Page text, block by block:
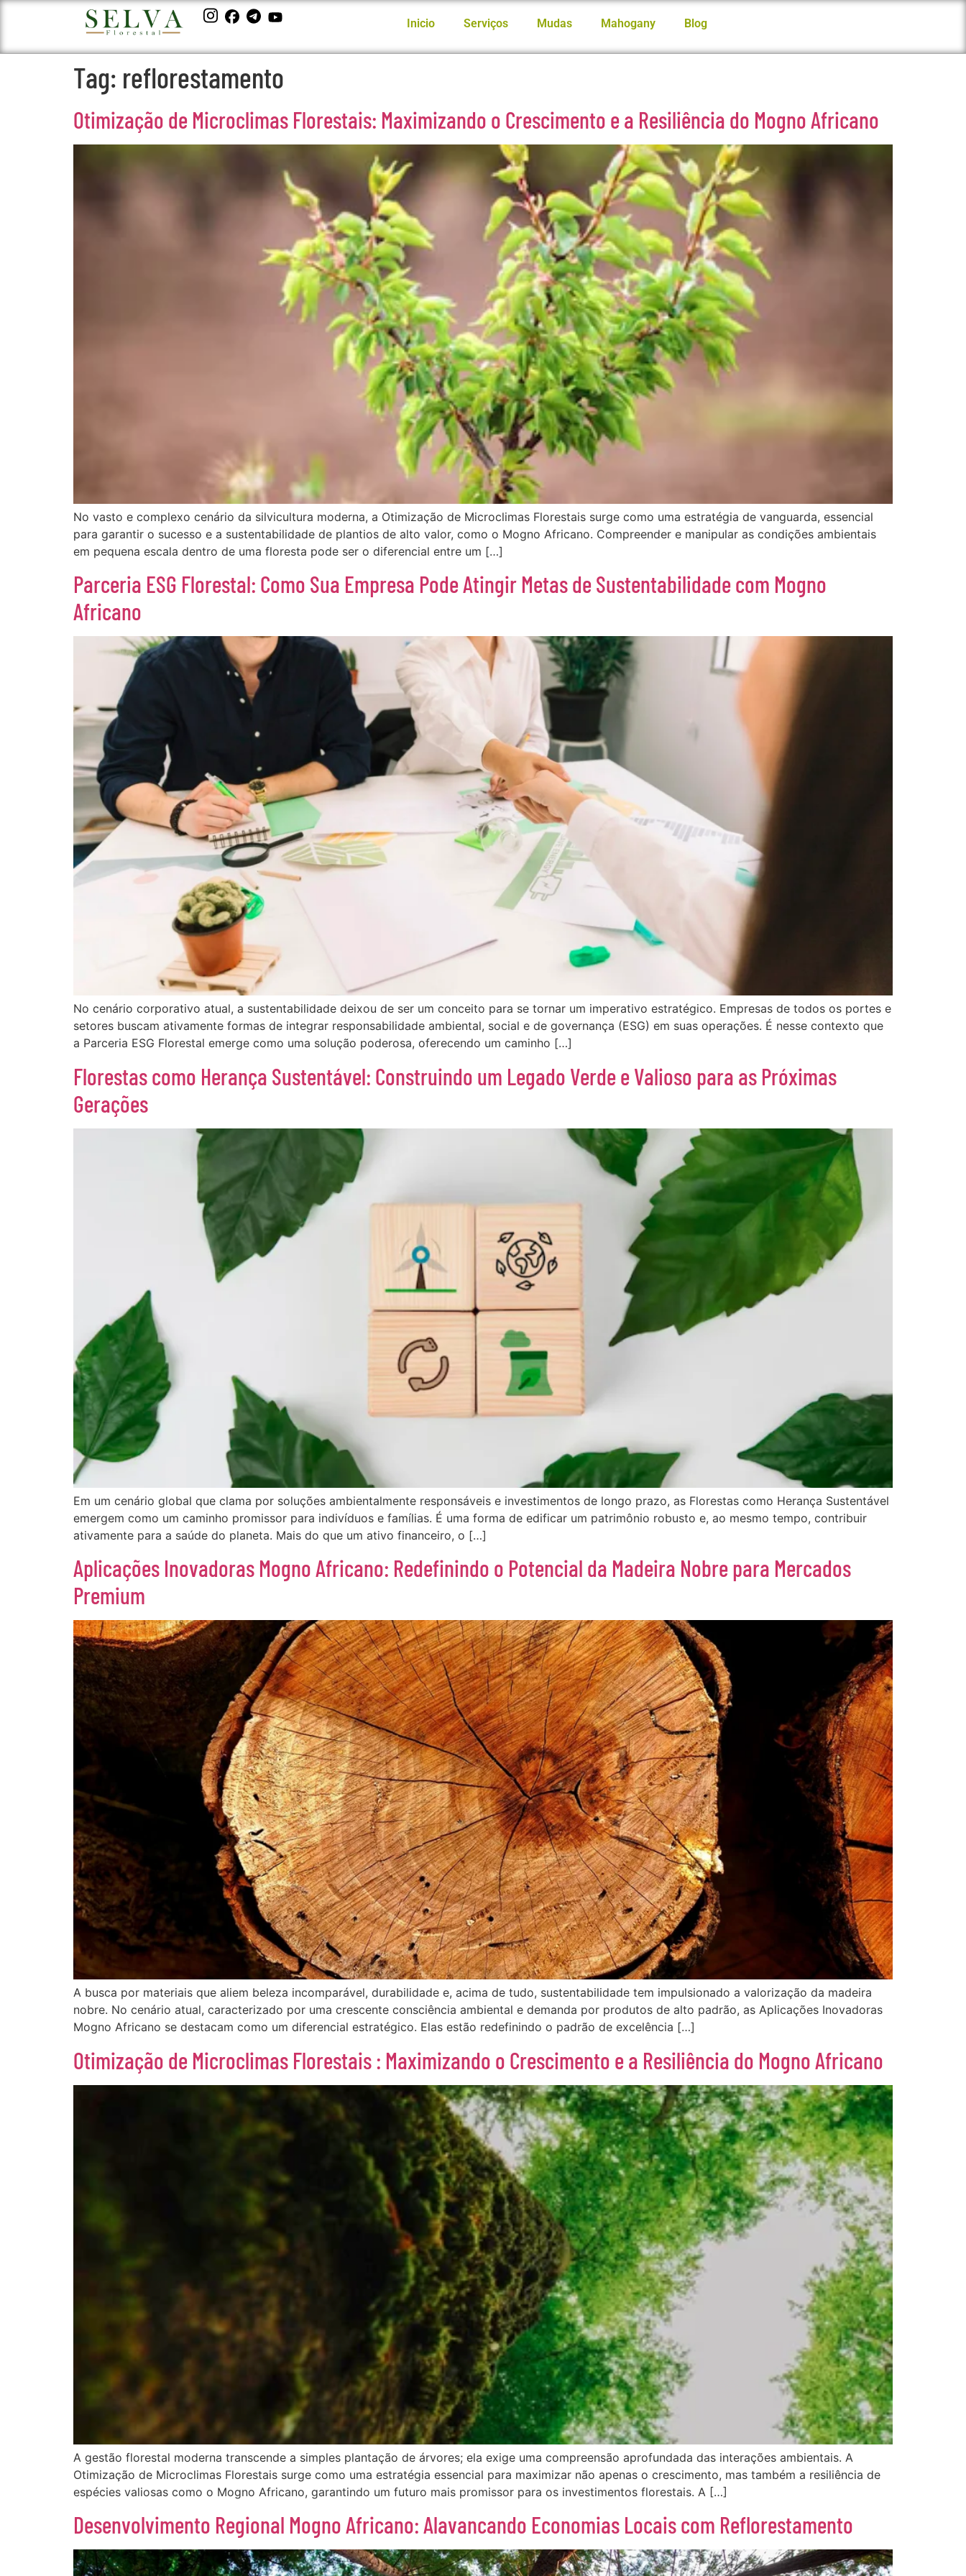
Inicio Serviços Mudas Mahogany Blog
Tag: reflorestamento
Otimização de Microclimas Florestais: Maximizando o Crescimento e a Resiliência do Mogno Africano
No vasto e complexo cenário da silvicultura moderna, a Otimização de Microclimas Florestais surge como uma estratégia de vanguarda, essencial
para garantir o sucesso e a sustentabilidade de plantios de alto valor, como o Mogno Africano. Compreender e manipular as condições ambientais
em pequena escala dentro de uma floresta pode ser o diferencial entre um […]
Parceria ESG Florestal: Como Sua Empresa Pode Atingir Metas de Sustentabilidade com Mogno
Africano
No cenário corporativo atual, a sustentabilidade deixou de ser um conceito para se tornar um imperativo estratégico. Empresas de todos os portes e
setores buscam ativamente formas de integrar responsabilidade ambiental, social e de governança (ESG) em suas operações. É nesse contexto que
a Parceria ESG Florestal emerge como uma solução poderosa, oferecendo um caminho […]
Florestas como Herança Sustentável: Construindo um Legado Verde e Valioso para as Próximas
Gerações
Em um cenário global que clama por soluções ambientalmente responsáveis e investimentos de longo prazo, as Florestas como Herança Sustentável
emergem como um caminho promissor para indivíduos e famílias. É uma forma de edificar um patrimônio robusto e, ao mesmo tempo, contribuir
ativamente para a saúde do planeta. Mais do que um ativo financeiro, o […]
Aplicações Inovadoras Mogno Africano: Redefinindo o Potencial da Madeira Nobre para Mercados
Premium
A busca por materiais que aliem beleza incomparável, durabilidade e, acima de tudo, sustentabilidade tem impulsionado a valorização da madeira
nobre. No cenário atual, caracterizado por uma crescente consciência ambiental e demanda por produtos de alto padrão, as Aplicações Inovadoras
Mogno Africano se destacam como um diferencial estratégico. Elas estão redefinindo o padrão de excelência […]
Otimização de Microclimas Florestais : Maximizando o Crescimento e a Resiliência do Mogno Africano
A gestão florestal moderna transcende a simples plantação de árvores; ela exige uma compreensão aprofundada das interações ambientais. A
Otimização de Microclimas Florestais surge como uma estratégia essencial para maximizar não apenas o crescimento, mas também a resiliência de
espécies valiosas como o Mogno Africano, garantindo um futuro mais promissor para os investimentos florestais. A […]
Desenvolvimento Regional Mogno Africano: Alavancando Economias Locais com Reflorestamento